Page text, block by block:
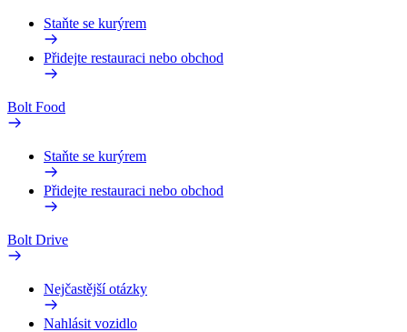
Staňte se kurýrem
Přidejte restauraci nebo obchod
Bolt Food
Staňte se kurýrem
Přidejte restauraci nebo obchod
Bolt Drive
Nejčastější otázky
Nahlásit vozidlo